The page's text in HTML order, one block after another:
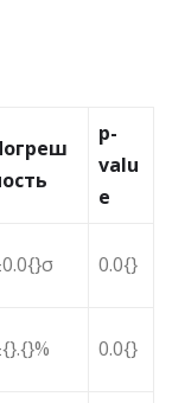
p-
valu
e
0.0{}
0.0{}